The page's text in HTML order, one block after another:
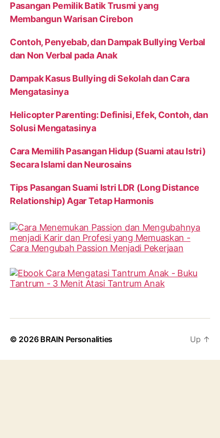
Pasangan Pemilik Batik Trusmi yang
Membangun Warisan Cirebon
Contoh, Penyebab, dan Dampak Bullying Verbal
dan Non Verbal pada Anak
Dampak Kasus Bullying di Sekolah dan Cara
Mengatasinya
Helicopter Parenting: Definisi, Efek, Contoh, dan
Solusi Mengatasinya
Cara Memilih Pasangan Hidup (Suami atau Istri)
Secara Islami dan Neurosains
Tips Pasangan Suami Istri LDR (Long Distance
Relationship) Agar Tetap Harmonis
© 2026 BRAIN Personalities Up ↑